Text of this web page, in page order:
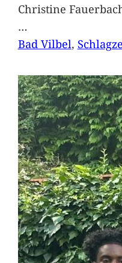
Christine
…
Bad Vilbel,